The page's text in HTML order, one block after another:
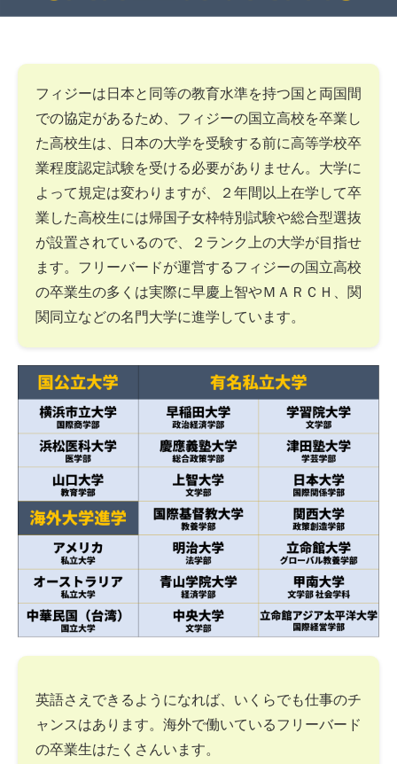
フィジーは日本と同等の教育水準を持つ国と両国間
での協定があるため、フィジーの国立高校を卒業し
た高校生は、日本の大学を受験する前に高等学校卒
業程度認定試験を受ける必要がありません。大学に
よって規定は変わりますが、２年間以上在学して卒
業した高校生には帰国子女枠特別試験や総合型選抜
が設置されているので、２ランク上の大学が目指せ
ます。フリーバードが運営するフィジーの国立高校
の卒業生の多くは実際に早慶上智やＭＡＲＣＨ、関
関同立などの名門大学に進学しています。
英語さえできるようになれば、いくらでも仕事のチ
ャンスはあります。海外で働いているフリーバード
の卒業生はたくさんいます。